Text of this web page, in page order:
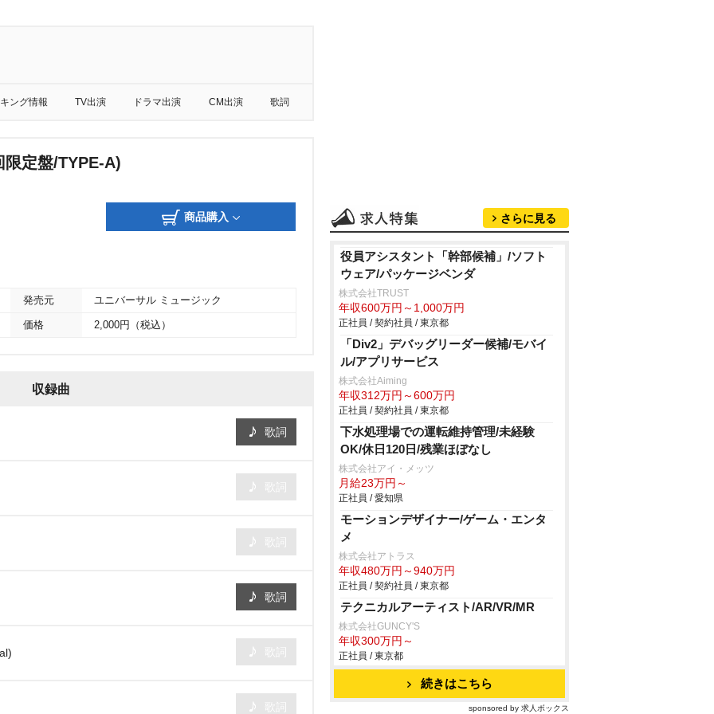
ング情報 TV出演 ドラマ出演 CM出演 歌詞
定盤/TYPE-A)
商品購入
発売元 ユニバーサル ミュージック
価格 2,000円（税込）
収録曲
歌詞
歌詞
さらに見る
役員アシスタント「幹部候補」/ソフト
ウェア/パッケージベンダ
株式会社TRUST
年収600万円～1,000万円
正社員 / 契約社員 / 東京都
「Div2」デバッグリーダー候補/モバイ
ル/アプリサービス
株式会社Aiming
年収312万円～600万円
正社員 / 契約社員 / 東京都
下水処理場での運転維持管理/未経験
OK/休日120日/残業ほぼなし
株式会社アイ・メッツ
月給23万円～
正社員 / 愛知県
モーションデザイナー/ゲーム・エンタ
メ
株式会社アトラス
年収480万円～940万円
正社員 / 契約社員 / 東京都
テクニカルアーティスト/AR/VR/MR
株式会社GUNCY'S
年収300万円～
正社員 / 東京都
続きはこちら
sponsored by 求人ボックス